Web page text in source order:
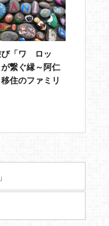
び「ワ ロッ
繋ぐ縁～阿仁
住のファミリ